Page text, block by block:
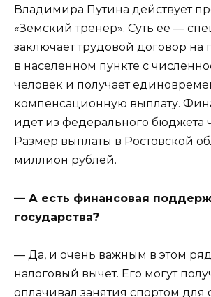
Владимира Путина действует
«Земский тренер». Суть ее —
заключает трудовой договор на
в населенном пункте с
человек и получает
компенсационную выплату.
идет из федерального бюджета
Размер выплаты в Ростовской
миллион рублей.
— А есть финансовая
государства?
— Да, и очень важным в этом
налоговый вычет. Его могут
оплачивал занятия спортом для